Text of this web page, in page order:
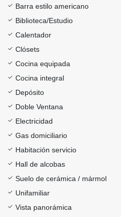
Barra estilo americano
Biblioteca/Estudio
Calentador
Clósets
Cocina equipada
Cocina integral
Depósito
Doble Ventana
Electricidad
Gas domiciliario
Habitación servicio
Hall de alcobas
Suelo de cerámica / mármol
Unifamiliar
Vista panorámica